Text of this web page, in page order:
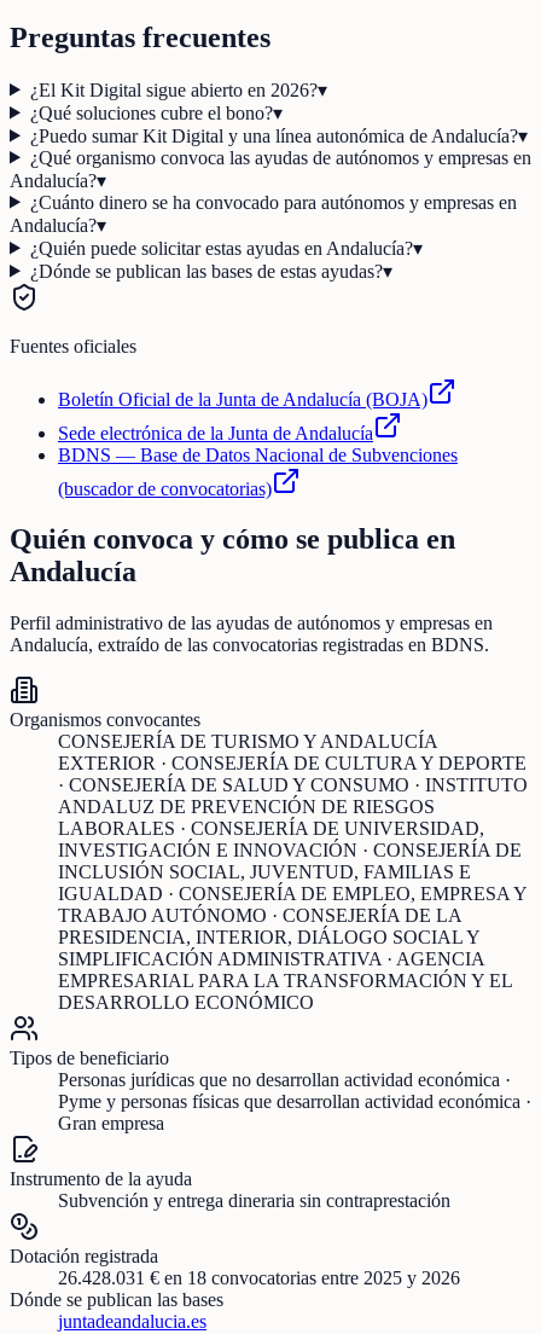
Preguntas frecuentes
¿El Kit Digital sigue abierto en 2026?▾
¿Qué soluciones cubre el bono?▾
¿Puedo sumar Kit Digital y una línea autonómica de Andalucía?▾
¿Qué organismo convoca las ayudas de autónomos y empresas en
Andalucía?▾
¿Cuánto dinero se ha convocado para autónomos y empresas en
Andalucía?▾
¿Quién puede solicitar estas ayudas en Andalucía?▾
¿Dónde se publican las bases de estas ayudas?▾
Fuentes oficiales
Boletín Oficial de la Junta de Andalucía (BOJA)
Sede electrónica de la Junta de Andalucía
BDNS — Base de Datos Nacional de Subvenciones
(buscador de convocatorias)
Quién convoca y cómo se publica en
Andalucía
Perfil administrativo de las ayudas de autónomos y empresas en
Andalucía, extraído de las convocatorias registradas en BDNS.
Organismos convocantes
CONSEJERÍA DE TURISMO Y ANDALUCÍA
EXTERIOR · CONSEJERÍA DE CULTURA Y DEPORTE
· CONSEJERÍA DE SALUD Y CONSUMO · INSTITUTO
ANDALUZ DE PREVENCIÓN DE RIESGOS
LABORALES · CONSEJERÍA DE UNIVERSIDAD,
INVESTIGACIÓN E INNOVACIÓN · CONSEJERÍA DE
INCLUSIÓN SOCIAL, JUVENTUD, FAMILIAS E
IGUALDAD · CONSEJERÍA DE EMPLEO, EMPRESA Y
TRABAJO AUTÓNOMO · CONSEJERÍA DE LA
PRESIDENCIA, INTERIOR, DIÁLOGO SOCIAL Y
SIMPLIFICACIÓN ADMINISTRATIVA · AGENCIA
EMPRESARIAL PARA LA TRANSFORMACIÓN Y EL
DESARROLLO ECONÓMICO
Tipos de beneficiario
Personas jurídicas que no desarrollan actividad económica ·
Pyme y personas físicas que desarrollan actividad económica ·
Gran empresa
Instrumento de la ayuda
Subvención y entrega dineraria sin contraprestación
Dotación registrada
26.428.031 € en 18 convocatorias entre 2025 y 2026
Dónde se publican las bases
juntadeandalucia.es